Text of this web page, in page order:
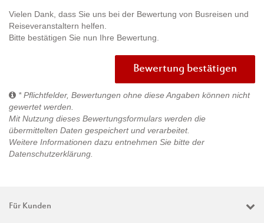
Vielen Dank, dass Sie uns bei der Bewertung von Busreisen und
Reiseveranstaltern helfen.
Bitte bestätigen Sie nun Ihre Bewertung.
Bewertung bestätigen
* Pflichtfelder, Bewertungen ohne diese Angaben können nicht
gewertet werden.
Mit Nutzung dieses Bewertungsformulars werden die
übermittelten Daten gespeichert und verarbeitet.
Weitere Informationen dazu entnehmen Sie bitte der
Datenschutzerklärung
Für Kunden